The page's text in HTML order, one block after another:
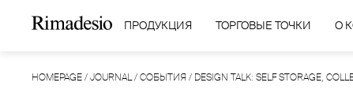
ПРОДУКЦИЯ ТОРГОВЫЕ ТОЧКИ О
HOMEPAGE/JOURNAL/СОБЫТИЯ / DESIGN TALK: SELF STORAGE,